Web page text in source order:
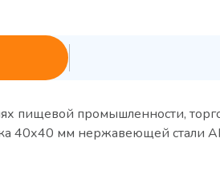
промышленности,
40х40 мм нержавеющей